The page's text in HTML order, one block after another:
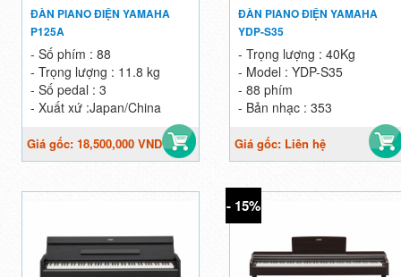
ĐÀN PIANO ĐIỆN YAMAHA
P125A
- Số phím : 88
- Trọng lượng : 11.8 kg
- Số pedal : 3
- Xuất xứ :Japan/China
Giá gốc: 18,500,000 VND
ĐÀN PIANO ĐIỆN YAMAHA
YDP-S35
- Trọng lượng : 40Kg
- Model : YDP-S35
- 88 phím
- Bản nhạc : 353
Giá gốc: Liên hệ
- 15%